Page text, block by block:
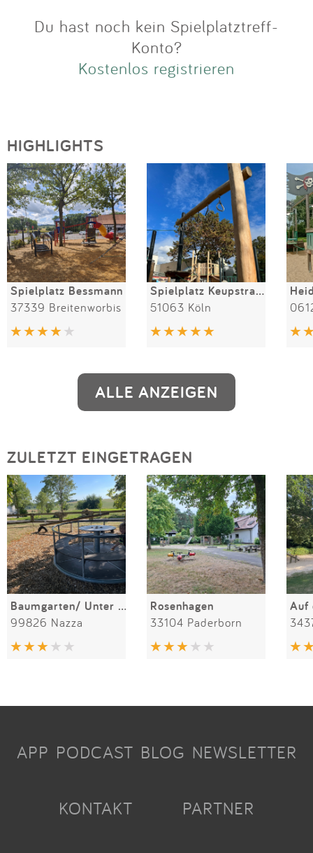
Du hast noch kein Spielplatztreff-
Konto?
Kostenlos registrieren
HIGHLIGHTS
Spielplatz Bessmann
37339 Breitenworbis
Spielplatz Keupstraße
51063 Köln
ALLE ANZEIGEN
ZULETZT EINGETRAGEN
Baumgarten/ Unter den Linden
99826 Nazza
Rosenhagen
33104 Paderborn
Auf
APP PODCAST BLOG NEWSLETTER
KONTAKT PARTNER